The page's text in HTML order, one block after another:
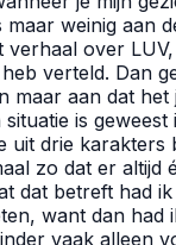
maar weinig aan
verhaal over
verteld. Dan
maar aan dat
is geweest
uit drie karakters
zo dat er altijd
dat betreft had
want dan had
vaak alleen